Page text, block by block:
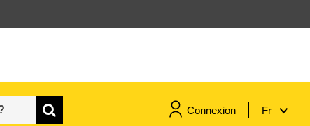
Connexion Fr